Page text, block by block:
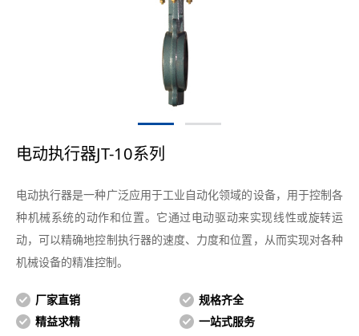
电动执行器JT-10系列
电动执行器是一种广泛应用于工业自动化领域的设备，用于控制各
种机械系统的动作和位置。它通过电动驱动来实现线性或旋转运
动，可以精确地控制执行器的速度、力度和位置，从而实现对各种
机械设备的精准控制。
厂家直销
规格齐全
精益求精
一站式服务